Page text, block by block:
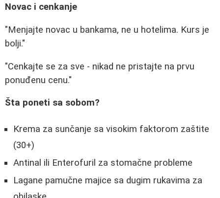
Novac i cenkanje
"Menjajte novac u bankama, ne u hotelima. Kurs je
bolji."
"Cenkajte se za sve - nikad ne pristajte na prvu
ponuđenu cenu."
Šta poneti sa sobom?
Krema za sunčanje sa visokim faktorom zaštite
(30+)
Antinal ili Enterofuril za stomačne probleme
Lagane pamučne majice sa dugim rukavima za